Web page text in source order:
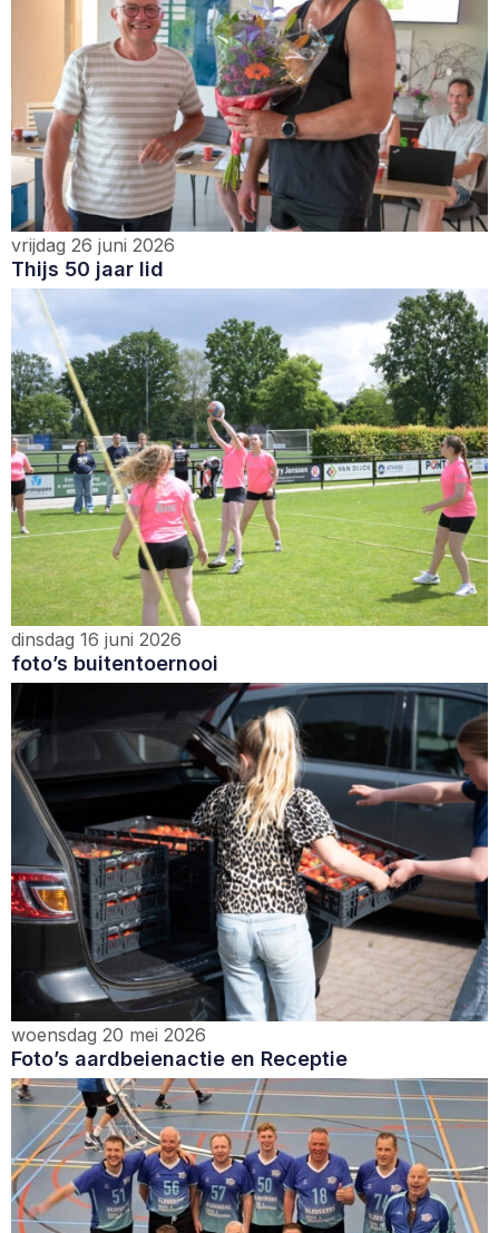
vrijdag 26 juni 2026
Thijs 50 jaar lid
dinsdag 16 juni 2026
foto’s buitentoernooi
woensdag 20 mei 2026
Foto’s aardbeienactie en Receptie